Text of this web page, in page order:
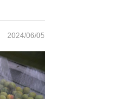
2024/06/05